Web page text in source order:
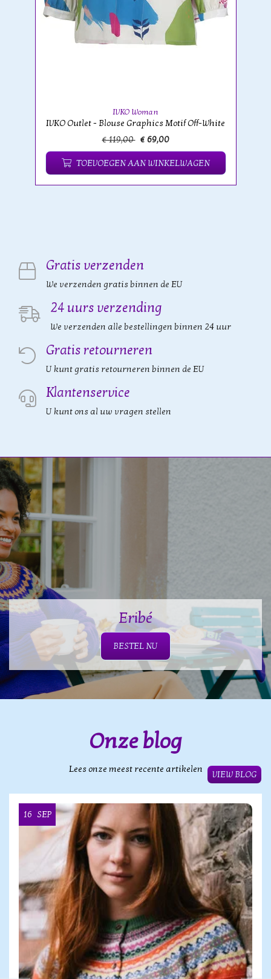
IVKO Woman
IVKO Outlet - Blouse Graphics Motif Off-White
€ 119,00 € 69,00
TOEVOEGEN AAN WINKELWAGEN
Gratis verzenden
We verzenden gratis binnen de EU
24 uurs verzending
We verzenden alle bestellingen binnen 24 uur
Gratis retourneren
U kunt gratis retourneren binnen de EU
Klantenservice
U kunt ons al uw vragen stellen
Eribé
BESTEL NU
Onze blog
Lees onze meest recente artikelen
VIEW BLOG
16 SEP